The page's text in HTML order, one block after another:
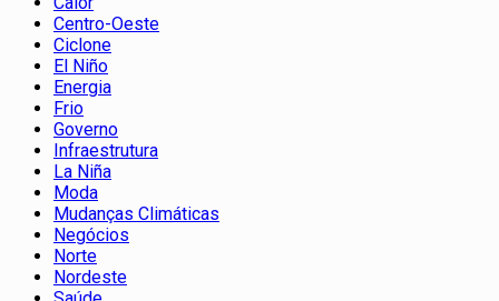
Centro-Oeste
Ciclone
El Niño
Energia
Frio
Governo
Infraestrutura
La Niña
Moda
Mudanças Climáticas
Negócios
Norte
Nordeste